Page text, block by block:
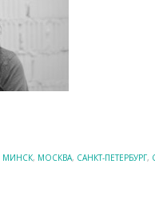
МИНСК, МОСКВА, САНКТ-ПЕТЕРБУРГ,